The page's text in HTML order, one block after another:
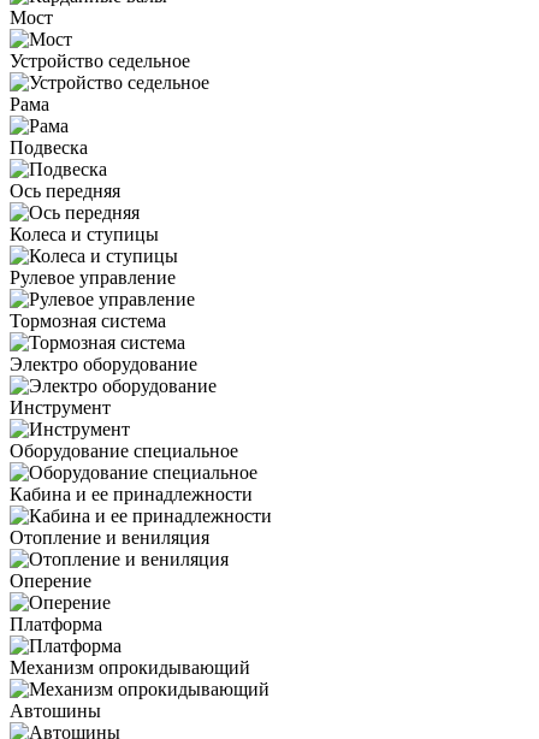
Мост
Устройство седельное
Рама
Подвеска
Ось передняя
Колеса и ступицы
Рулевое управление
Тормозная система
Электро оборудование
Инструмент
Оборудование специальное
Кабина и ее принадлежности
Отопление и вениляция
Оперение
Платформа
Механизм опрокидывающий
Автошины